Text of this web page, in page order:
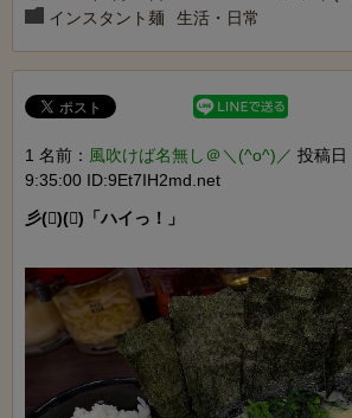
インスタント麺
生活・日常
1 名前： 風吹けば名無し＠＼(^o^)／ 投稿日
9:35:00 ID:9Et7IH2md.net
彡()()「ハイっ！」